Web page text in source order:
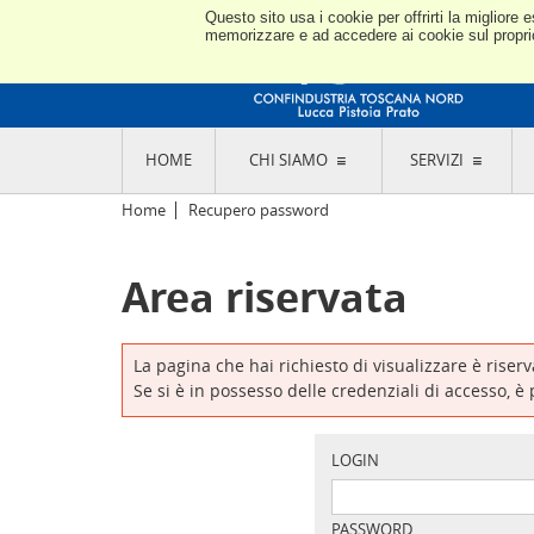
Questo sito usa i cookie per offrirti la migliore
memorizzare e ad accedere ai cookie sul
HOME CHI SIAMO
L'ASSOCIAZIONE
CODICE ETICO E DEI VALORI ASSOCIATIVI
TRASPARENZA CONTRIBUTI PUBBLICI
L'INDUSTRIA E IL TERRITORIO DI LUCCA,
PISTOIA E PRATO
SEDI E CONTATTI
ABOUT US
SERVIZI
Home Recupero password
Area riservata
La pagina che hai richiesto di visualizzare è
Se si è in possesso delle credenziali di accesso,
LOGIN
PASSWORD